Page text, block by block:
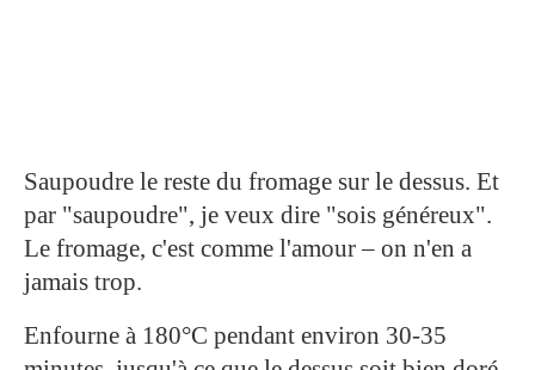
Saupoudre le reste du fromage sur le dessus. Et
par "saupoudre", je veux dire "sois généreux".
Le fromage, c'est comme l'amour – on n'en a
jamais trop.
Enfourne à 180°C pendant environ 30-35